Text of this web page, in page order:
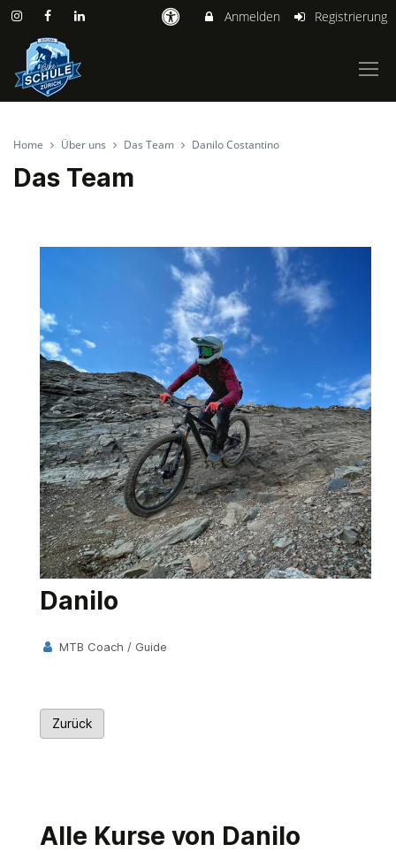
Anmelden Registrierung
Home Über uns Das Team Danilo Costantino
Das Team
Danilo
MTB Coach / Guide
Zurück
Alle Kurse von Danilo